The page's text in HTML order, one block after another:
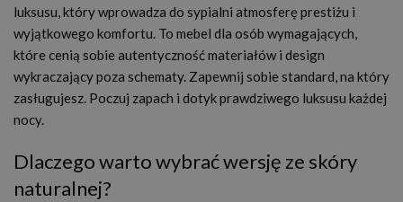
luksusu, który wprowadza do sypialni atmosferę prestiżu i
wyjątkowego komfortu. To mebel dla osób wymagających,
które cenią sobie autentyczność materiałów i design
wykraczający poza schematy. Zapewnij sobie standard, na który
zasługujesz. Poczuj zapach i dotyk prawdziwego luksusu każdej
nocy.
Dlaczego warto wybrać wersję ze skóry
naturalnej?